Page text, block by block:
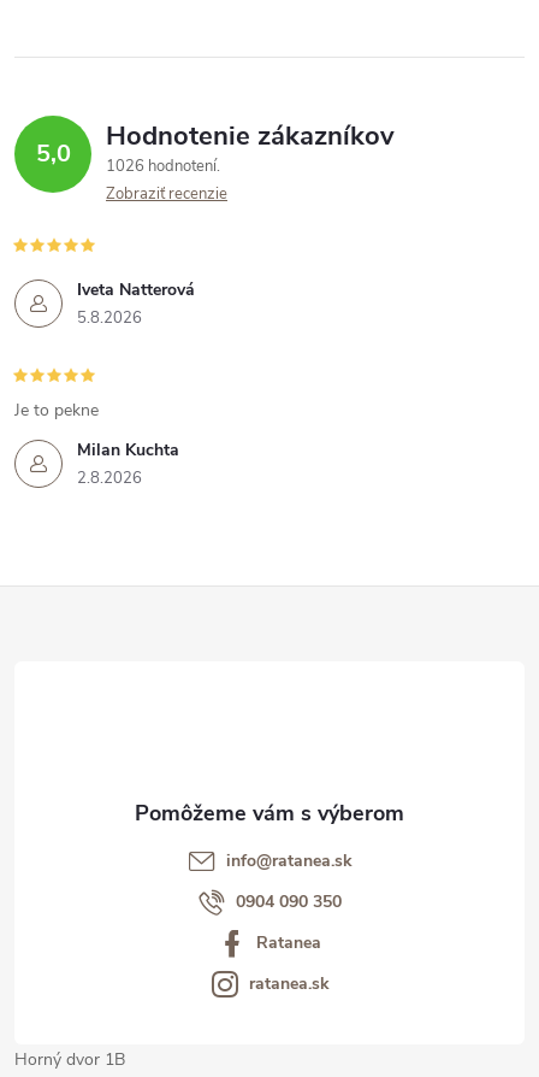
5,0 Hodnotenie zákazníkov
1026 hodnotení
Zobraziť recenzie
Iveta Natterová
5.8.2026
Milan Kuchta
2.8.2026
Je to pekne
info@ratanea.sk
0904 090 350
Ratanea
ratanea.sk
Horný dvor 1B